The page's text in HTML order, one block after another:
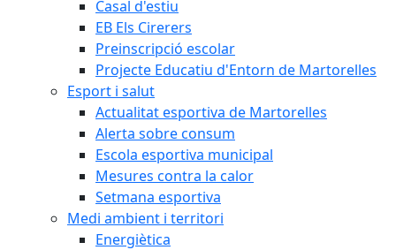
Casal d'estiu
EB Els Cirerers
Preinscripció escolar
Projecte Educatiu d'Entorn de Martorelles
Esport i salut
Actualitat esportiva de Martorelles
Alerta sobre consum
Escola esportiva municipal
Mesures contra la calor
Setmana esportiva
Medi ambient i territori
Energiètica